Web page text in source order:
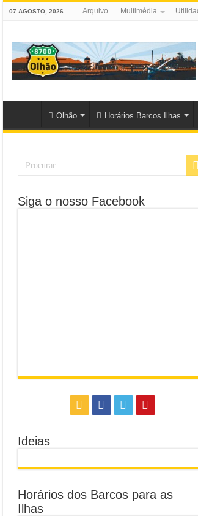
07 AGOSTO, 2026 Arquivo Multimédia
Olhão Horários Barcos Ilhas
Siga o nosso Facebook
Ideias
Horários dos Barcos para as
Ilhas